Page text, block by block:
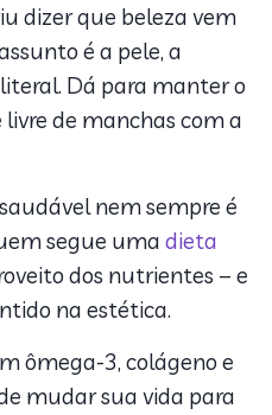
mais firme e
dizer que beleza vem
é a pele, a
Dá para manter o
de manchas com a
nem sempre é
segue umadieta
dos nutrientes – e
na estética.
ômega-3, colágeno e
mudar sua vida para